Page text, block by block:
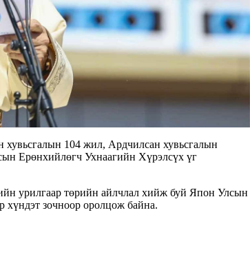
104 жил, Ардчилсан хувьсгалын
Ерөнхийлөгч Ухнаагийн Хүрэлсүх үг
урилгаар төрийн айлчлал хийж буй Япон Улсын
зочноор оролцож байна.